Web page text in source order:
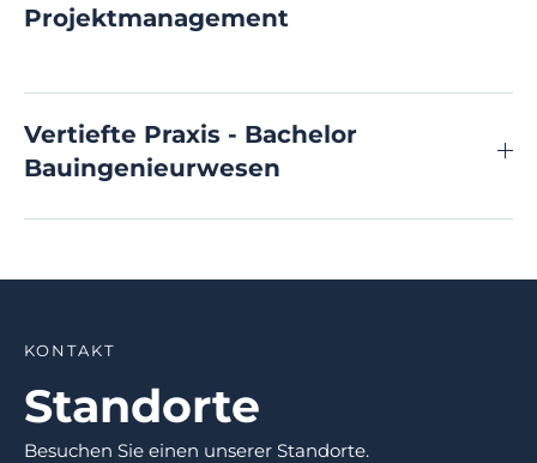
Projektmanagement
Vertiefte Praxis - Bachelor
Bauingenieurwesen
KONTAKT
Standorte
Besuchen Sie einen unserer Standorte.